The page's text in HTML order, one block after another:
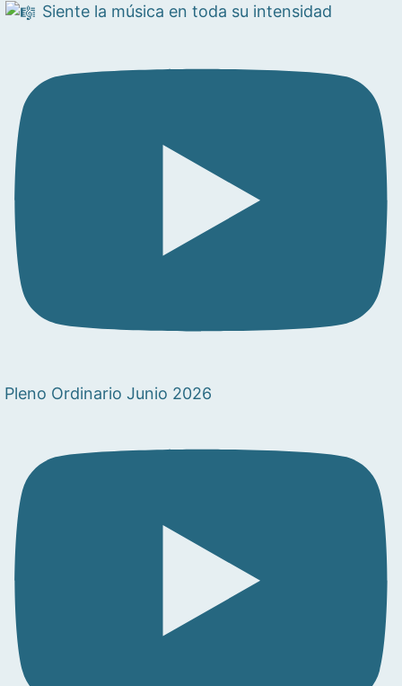
Siente la música en toda su intensidad
Pleno Ordinario Junio 2026